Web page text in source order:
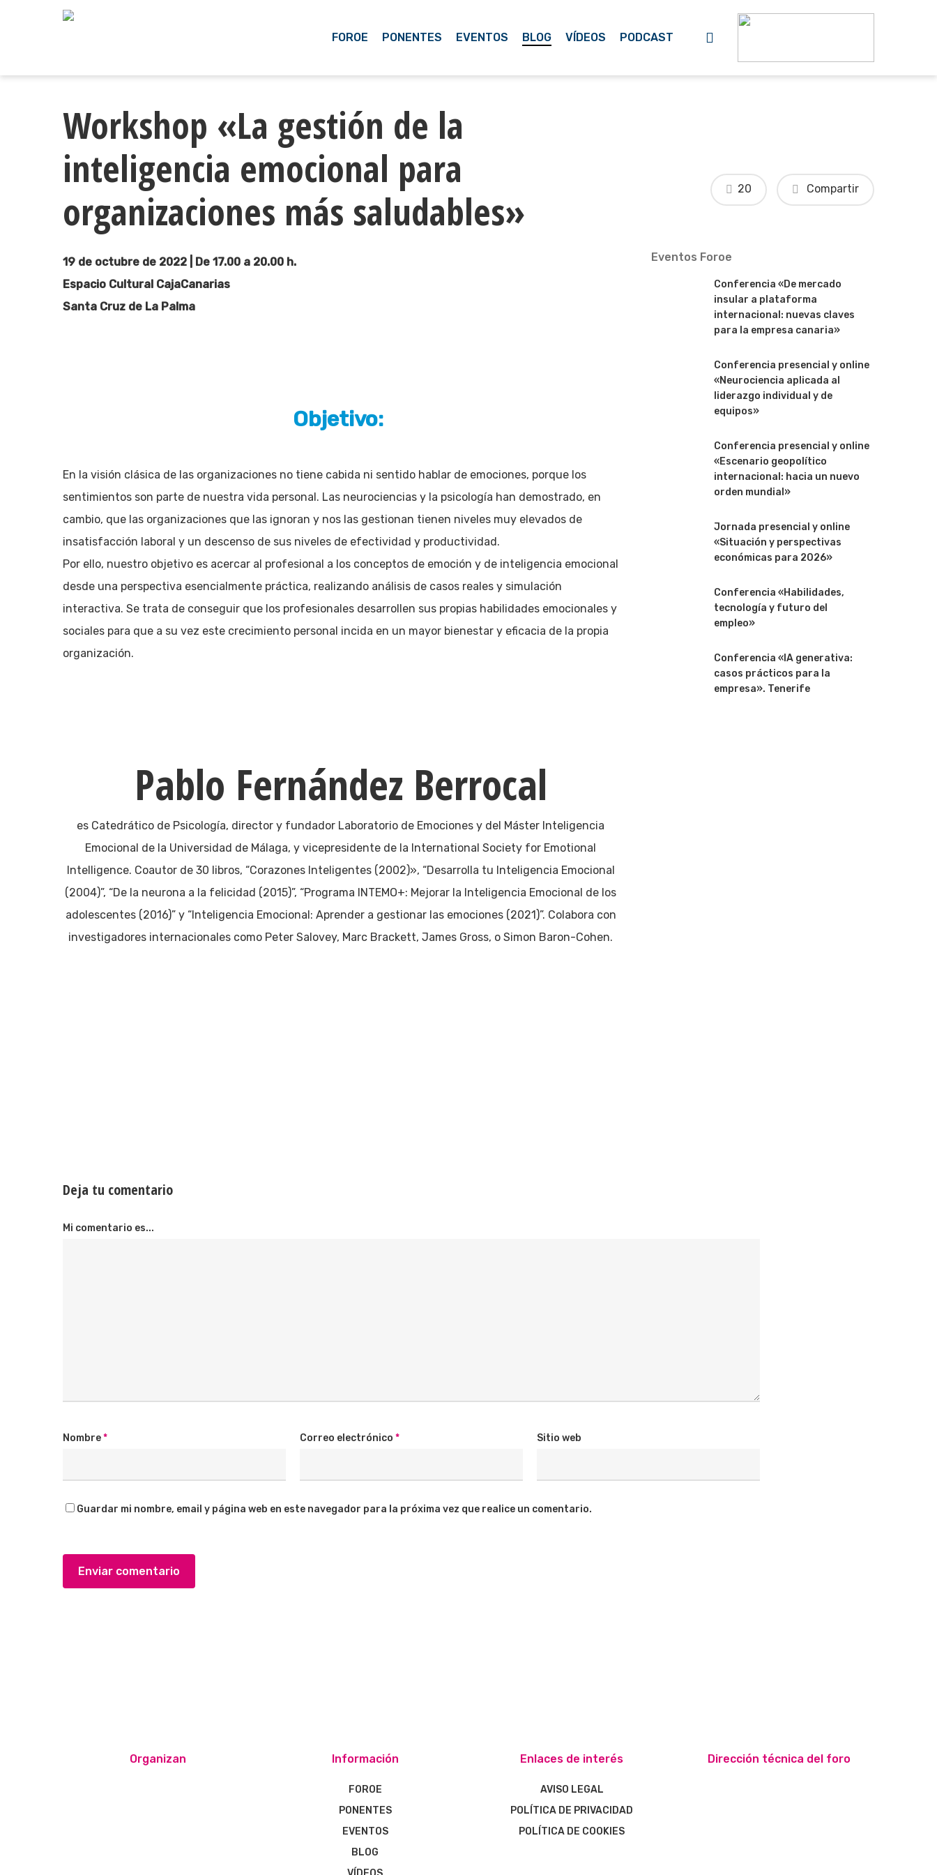
content
FOROE PONENTES EVENTOS BLOG VÍDEOS PODCAST
Workshop «La gestión de la
inteligencia emocional para
organizaciones más saludables»
Compartir
20
19 de octubre de 2022 | De 17.00 a 20.00 h.
Espacio Cultural CajaCanarias
Santa Cruz de La Palma
Objetivo:
En la visión clásica de las organizaciones no tiene cabida ni sentido hablar de emociones, porque los
sentimientos son parte de nuestra vida personal. Las neurociencias y la psicología han demostrado, en
cambio, que las organizaciones que las ignoran y nos las gestionan tienen niveles muy elevados de
insatisfacción laboral y un descenso de sus niveles de efectividad y productividad.
Por ello, nuestro objetivo es acercar al profesional a los conceptos de emoción y de inteligencia emocional
desde una perspectiva esencialmente práctica, realizando análisis de casos reales y simulación
interactiva. Se trata de conseguir que los profesionales desarrollen sus propias habilidades emocionales y
sociales para que a su vez este crecimiento personal incida en un mayor bienestar y eficacia de la propia
organización.
Pablo Fernández Berrocal
es Catedrático de Psicología, director y fundador Laboratorio de Emociones y del Máster Inteligencia
Emocional de la Universidad de Málaga, y vicepresidente de la International Society for Emotional
Intelligence. Coautor de 30 libros, “Corazones Inteligentes (2002)», “Desarrolla tu Inteligencia Emocional
(2004)”, “De la neurona a la felicidad (2015)”, “Programa INTEMO+: Mejorar la Inteligencia Emocional de los
adolescentes (2016)” y “Inteligencia Emocional: Aprender a gestionar las emociones (2021)”. Colabora con
investigadores internacionales como Peter Salovey, Marc Brackett, James Gross, o Simon Baron-Cohen.
Eventos Foroe
Conferencia «De mercado
insular a plataforma
internacional: nuevas claves
para la empresa canaria»
Conferencia presencial y online
«Neurociencia aplicada al
liderazgo individual y de
equipos»
Conferencia presencial y online
«Escenario geopolítico
internacional: hacia un nuevo
orden mundial»
Jornada presencial y online
«Situación y perspectivas
económicas para 2026»
Conferencia «Habilidades,
tecnología y futuro del
empleo»
Conferencia «IA generativa:
casos prácticos para la
empresa». Tenerife
Deja tu comentario
Mi comentario es...
Nombre* Correo electrónico * Sitio web
Guardar mi nombre, email y página web en este navegador para la próxima vez que realice un comentario.
Organizan Información
FOROE
PONENTES
EVENTOS
BLOG
Enlaces de interés
AVISO LEGAL
POLÍTICA DE PRIVACIDAD
POLÍTICA DE COOKIES
Dirección técnica del foro